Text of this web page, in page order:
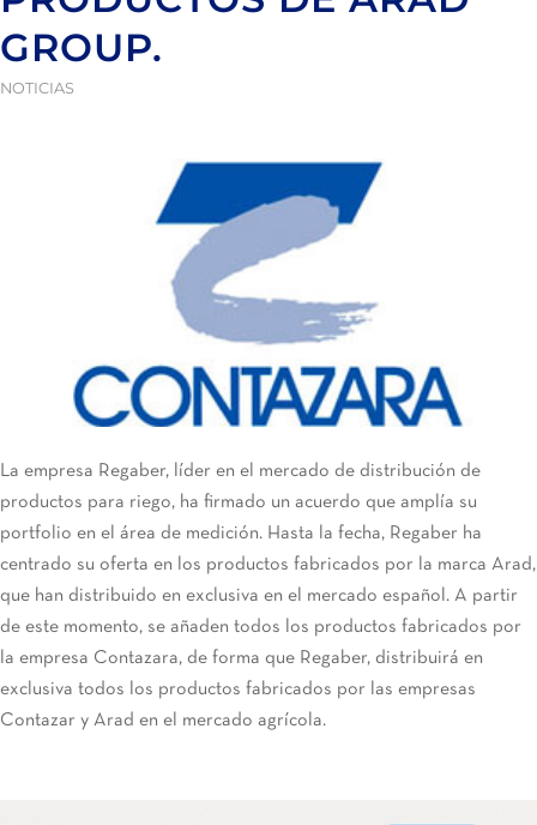
GROUP.
NOTICIAS
La empresa Regaber, líder en el mercado de distribución de
productos para riego, ha firmado un acuerdo que amplía su
portfolio en el área de medición. Hasta la fecha, Regaber ha
centrado su oferta en los productos fabricados por la marca Arad,
que han distribuido en exclusiva en el mercado español. A partir
de este momento, se añaden todos los productos fabricados por
la empresa Contazara, de forma que Regaber, distribuirá en
exclusiva todos los productos fabricados por las empresas
Contazar y Arad en el mercado agrícola.